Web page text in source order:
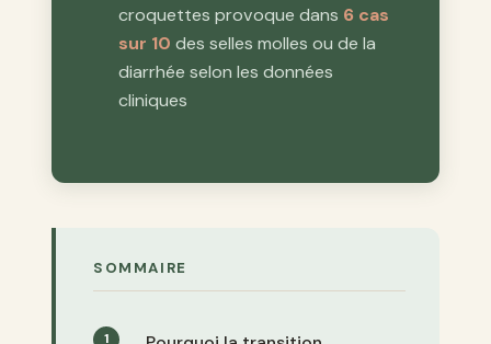
croquettes provoque dans 6 cas
sur 10 des selles molles ou de la
diarrhée selon les données
cliniques
SOMMAIRE